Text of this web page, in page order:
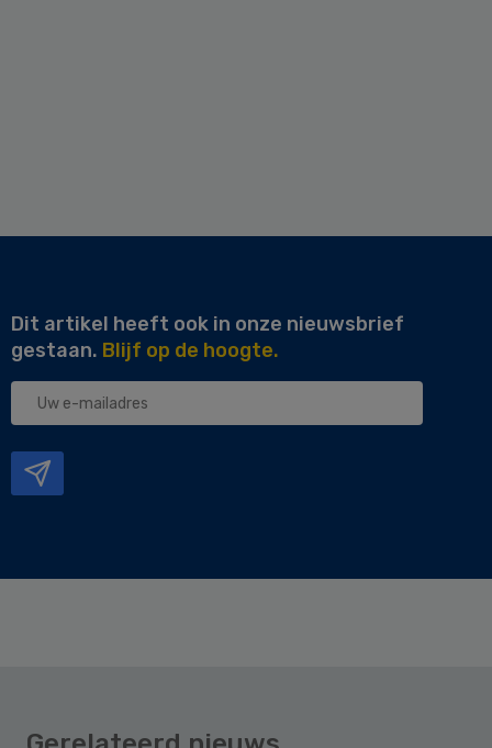
Dit artikel heeft ook in onze nieuwsbrief
gestaan. Blijf op de hoogte.
Uw